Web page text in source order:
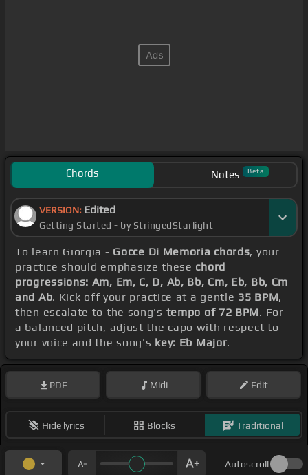
Chords Notes Beta
VERSION: Edited
Getting Started - by StringedStarlight
To learn Giorgia - Gocce Di Memoria chords, your
practice should emphasize these chord
progressions: Am, Em, C, D, Ab, Bb, Cm, Eb, Bb, Cm
and Ab. Kick off your practice at a gentle 35 BPM,
then escalate to the song's tempo of 72 BPM. For
a balanced pitch, adjust the capo with respect to
your voice and the song's key: Eb Major.
PDF Midi Edit
Hide lyrics Blocks Traditional
Autoscroll